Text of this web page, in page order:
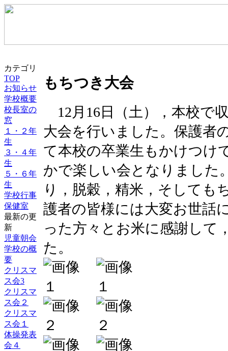
カテゴリ
TOP
お知らせ
学校概要
校長室の
窓
１・２年
生
３・４年
生
５・６年
生
学校行事
保健室
最新の更
新
児童朝会
学校の概
要
クリスマ
ス会3
クリスマ
ス会２
クリスマ
ス会１
体操発表
会４
もちつき大会
12月16日（土），本校で
大会を行いました。保護者
て本校の卒業生もかけつけ
かで楽しい会となりました
り，脱穀，精米，そしても
護者の皆様には大変お世話
った方々とお米に感謝して
た。